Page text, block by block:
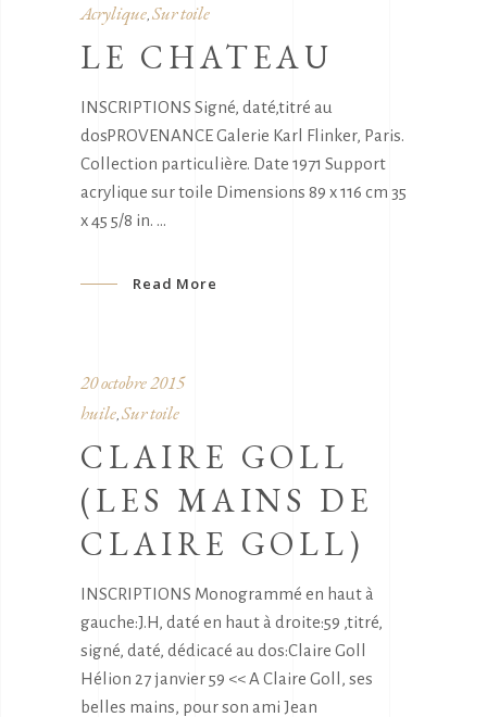
Acrylique, Sur toile
LE CHATEAU
INSCRIPTIONS Signé, daté,titré au
dosPROVENANCE Galerie Karl Flinker, Paris.
Collection particulière. Date 1971 Support
acrylique sur toile Dimensions 89 x 116 cm 35
x 45 5/8 in.
Read More
20 octobre 2015
huile Sur toile
CLAIRE GOLL
(LES MAINS DE
CLAIRE GOLL)
INSCRIPTIONS Monogrammé en haut à
gauche:J.H, daté en haut à droite:59 ,titré,
signé, daté, dédicacé au dos:Claire Goll
Hélion 27 janvier 59 << A Claire Goll, ses
belles mains, pour son ami Jean